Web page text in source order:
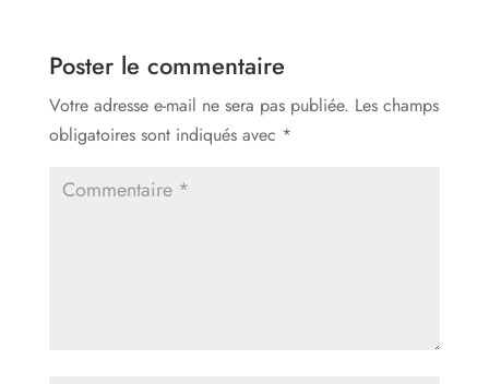
Poster le commentaire
Votre adresse e-mail ne sera pas publiée. Les champs
obligatoires sont indiqués avec *